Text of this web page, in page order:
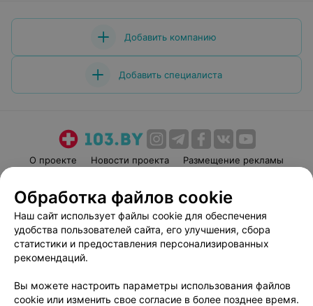
Добавить компанию
Добавить специалиста
О проекте Новости проекта
Размещение рекламы
Пользовательское соглашение
Способы оплаты
Вакансии
Партнеры
Написать руководителю 103.by
Обработка персональных данных
Обработка файлов cookie
Наш сайт использует файлы cookie для обеспечения
удобства пользователей сайта, его улучшения, сбора
статистики и предоставления персонализированных
рекомендаций.
Вы можете настроить параметры использования файлов
cookie или изменить свое согласие в более позднее время.